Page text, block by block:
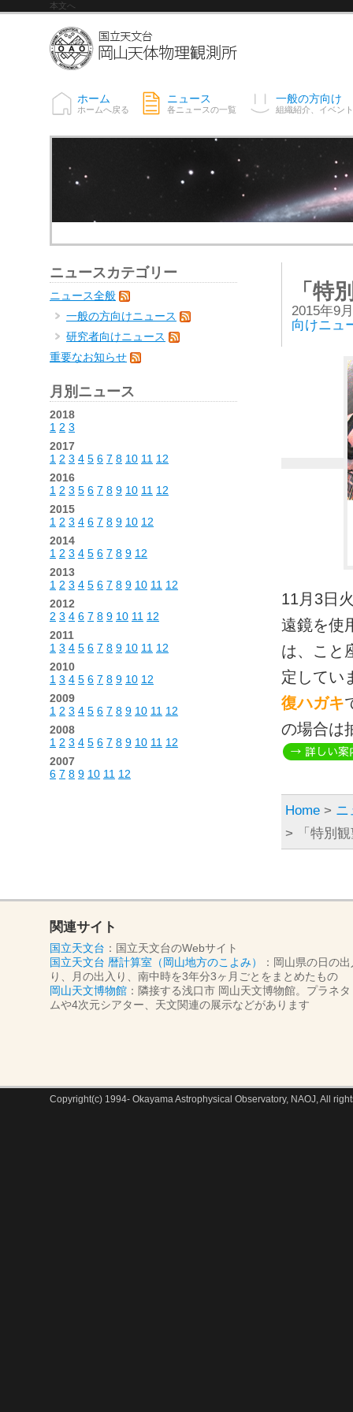
本文へ
ホーム
ホームへ戻る
ニュース
各ニュースの一覧
一般の方向け
組織紹介、イベン
「特
2015年9
向けニュ
11月3日
遠鏡を使
は、こと
定してい
復ハガキ
の場合は
Home > ニ
> 「特別
ニュースカテゴリー
ニュース全般
一般の方向けニュース
研究者向けニュース
重要なお知らせ
月別ニュース
2018
1 2 3
2017
1 2 3 4 5 6 7 8 10 11 12
2016
1 2 3 5 6 7 8 9 10 11 12
2015
1 2 3 4 6 7 8 9 10 12
2014
1 2 3 4 5 6 7 8 9 12
2013
1 2 3 4 5 6 7 8 9 10 11 12
2012
2 3 4 6 7 8 9 10 11 12
2011
1 3 4 5 6 7 8 9 10 11 12
2010
1 3 4 5 6 7 8 9 10 12
2009
1 2 3 4 5 6 7 8 9 10 11 12
2008
1 2 3 4 5 6 7 8 9 10 11 12
2007
6 7 8 9 10 11 12
関連サイト
国立天文台 ：国立天文台のWebサイト
国立天文台 暦計算室（岡山地方のこよみ）
：岡山県の日の
り、月の出入り、南中時を3年分3ヶ月ごとをまとめたもの
岡山天文博物館 ：隣接する浅口市 岡山天文博物館。プラネタ
ムや4次元シアター、天文関連の展示などがあります
Copyright(c) 1994- Okayama Astrophysical Observatory, NAOJ, All